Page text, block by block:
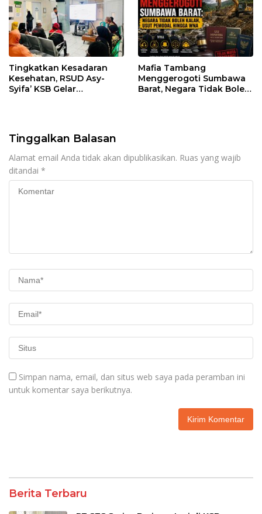
Tingkatkan Kesadaran
Kesehatan, RSUD Asy-
Syifa’ KSB Gelar
Mafia Tambang
Menggerogoti Sumbawa
Barat, Negara Tidak Boleh
Tinggalkan Balasan
Alamat email Anda tidak akan dipublikasikan. Ruas yang wajib
ditandai *
Simpan nama, email, dan situs web saya pada peramban ini
untuk komentar saya berikutnya.
Berita Terbaru